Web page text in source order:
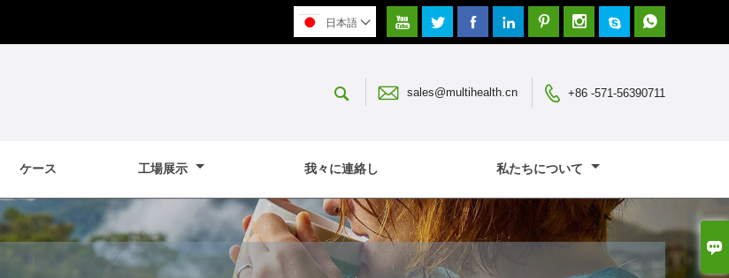

       
日本語 
  sales@multihealth.cn  +86 -571-56390711
ケース 工場展示 我々に連絡し 私たちについて